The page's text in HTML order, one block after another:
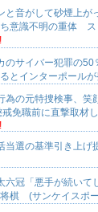
と音がして砂煙上
意識不明の重体
のサイバー犯罪の
とインターポール
為の元特捜検事、笑
免職前に直撃取材
当選の基準引き上
六冠「悪手が続い
棋 (サンケイスポ